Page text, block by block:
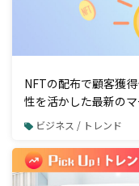
NFTの配布で顧客獲
性を活かした最新の
ビジネス / トレンド